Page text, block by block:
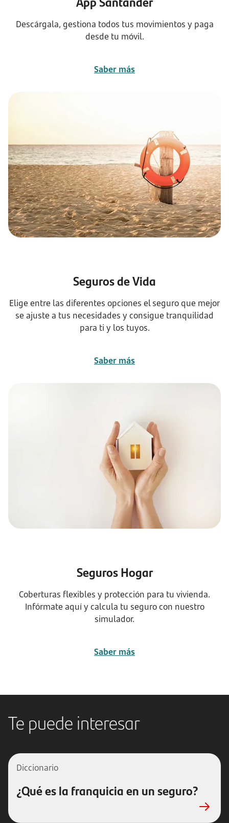
Descárgala, gestiona todos tus movimientos y paga
desde tu móvil.
Saber más
Seguros de Vida
Elige entre las diferentes opciones el seguro que mejor
se ajuste a tus necesidades y consigue tranquilidad
para ti y los tuyos.
Saber más
Seguros Hogar
Coberturas flexibles y protección para tu vivienda.
Infórmate aquí y calcula tu seguro con nuestro
simulador.
Saber más
Te puede interesar
Diccionario
¿Qué es la franquicia en un seguro?